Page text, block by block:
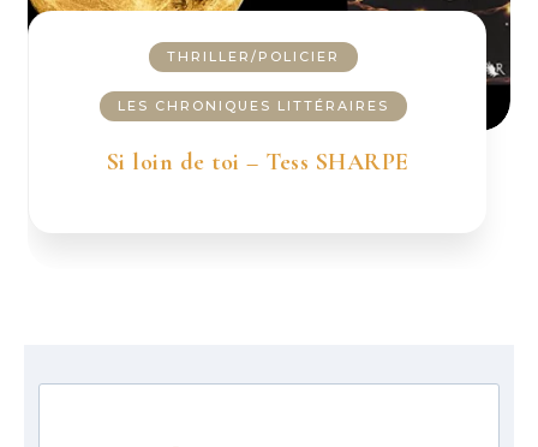
THRILLER/POLICIER
LES CHRONIQUES LITTÉRAIRES
Si loin de toi – Tess SHARPE